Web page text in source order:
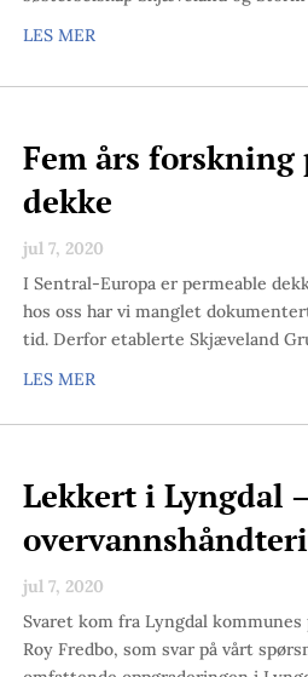
LES MER
Fem års forskning
dekke
jul 7, 2020
I Sentral-Europa er permeable
hos oss har vi manglet
tid. Derfor etablerte Skjæveland
LES MER
Lekkert i Lyngdal
jul 7, 2020
Svaret kom fra Lyngdal
Roy Fredbo, som svar på vårt